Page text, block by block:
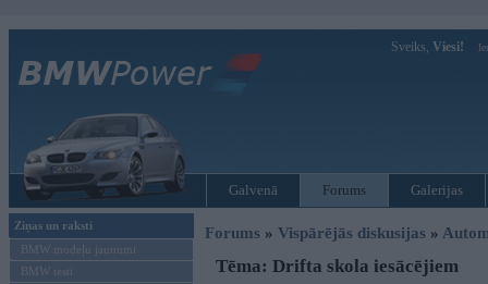
Sveiks, Viesi!
Galvenā Forums Galerijas
Ziņas un raksti
BMW modeļu jaunumi
BMW testi
Forums » Vispārējās diskusijas »
Tēma: Drifta skola iesācējiem